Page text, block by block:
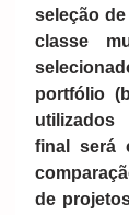
seleção
classe
portfólio
utilizados
final será
de